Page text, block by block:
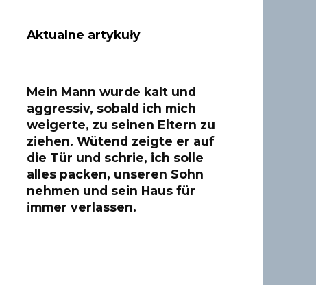
Aktualne artykuły
Mein Mann wurde kalt und
aggressiv, sobald ich mich
weigerte, zu seinen Eltern zu
ziehen. Wütend zeigte er auf
die Tür und schrie, ich solle
alles packen, unseren Sohn
nehmen und sein Haus für
immer verlassen.